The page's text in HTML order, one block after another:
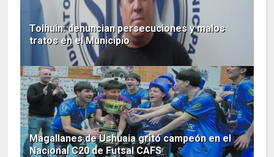
Tolhuin: denuncian persecuciones y malos
tratos en el Municipio
Magallanes de Ushuaia gritó campeón en el
Nacional C20 de Futsal CAFS